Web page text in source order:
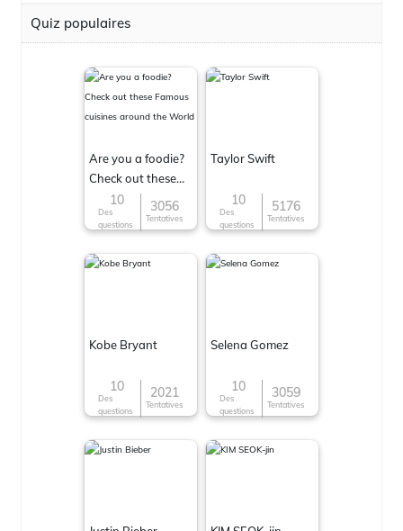
Quiz populaires
Are you a foodie?
Check out these
Famous cuisines
around the World
10
Des
questions
3056
Tentatives
Taylor Swift
10
Des
questions
5176
Tentatives
Kobe Bryant
10
Des
questions
2021
Tentatives
Selena Gomez
10
Des
questions
3059
Tentatives